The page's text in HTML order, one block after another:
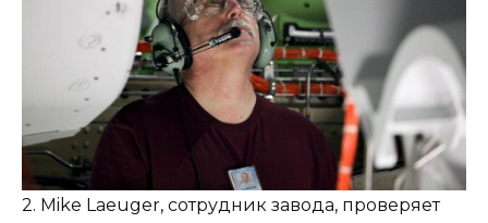
2. Mike Laeuger, сотрудник завода, проверяет